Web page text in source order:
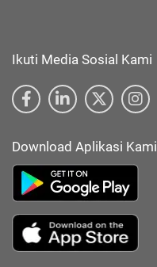
Ikuti Media Sosial Kami
Download Aplikasi Kami